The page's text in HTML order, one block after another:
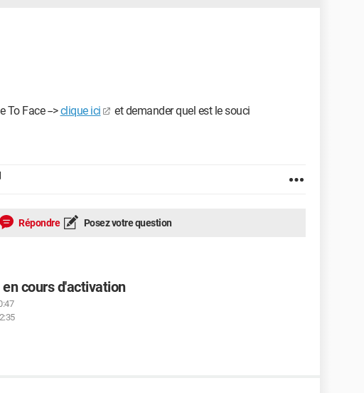
To Face -->clique ici et demander quel est le souci
Répondre Posez votre question
cours d'activation